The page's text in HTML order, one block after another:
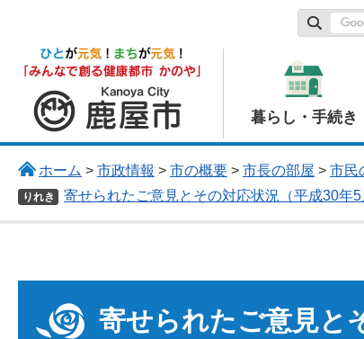
鹿屋市
暮らし・手続き
ホーム > 市政情報 > 市の概要> 市長の部屋 > 市民
りれき 寄せられたご意見とその対応状況（平成30年5
寄せられたご意見と